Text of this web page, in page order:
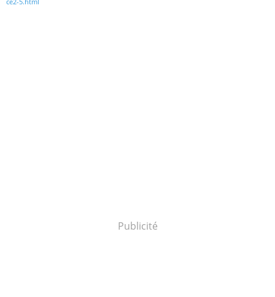
Publicité